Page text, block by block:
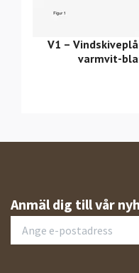
V1 –
varmvit-
Anmäl dig till vår